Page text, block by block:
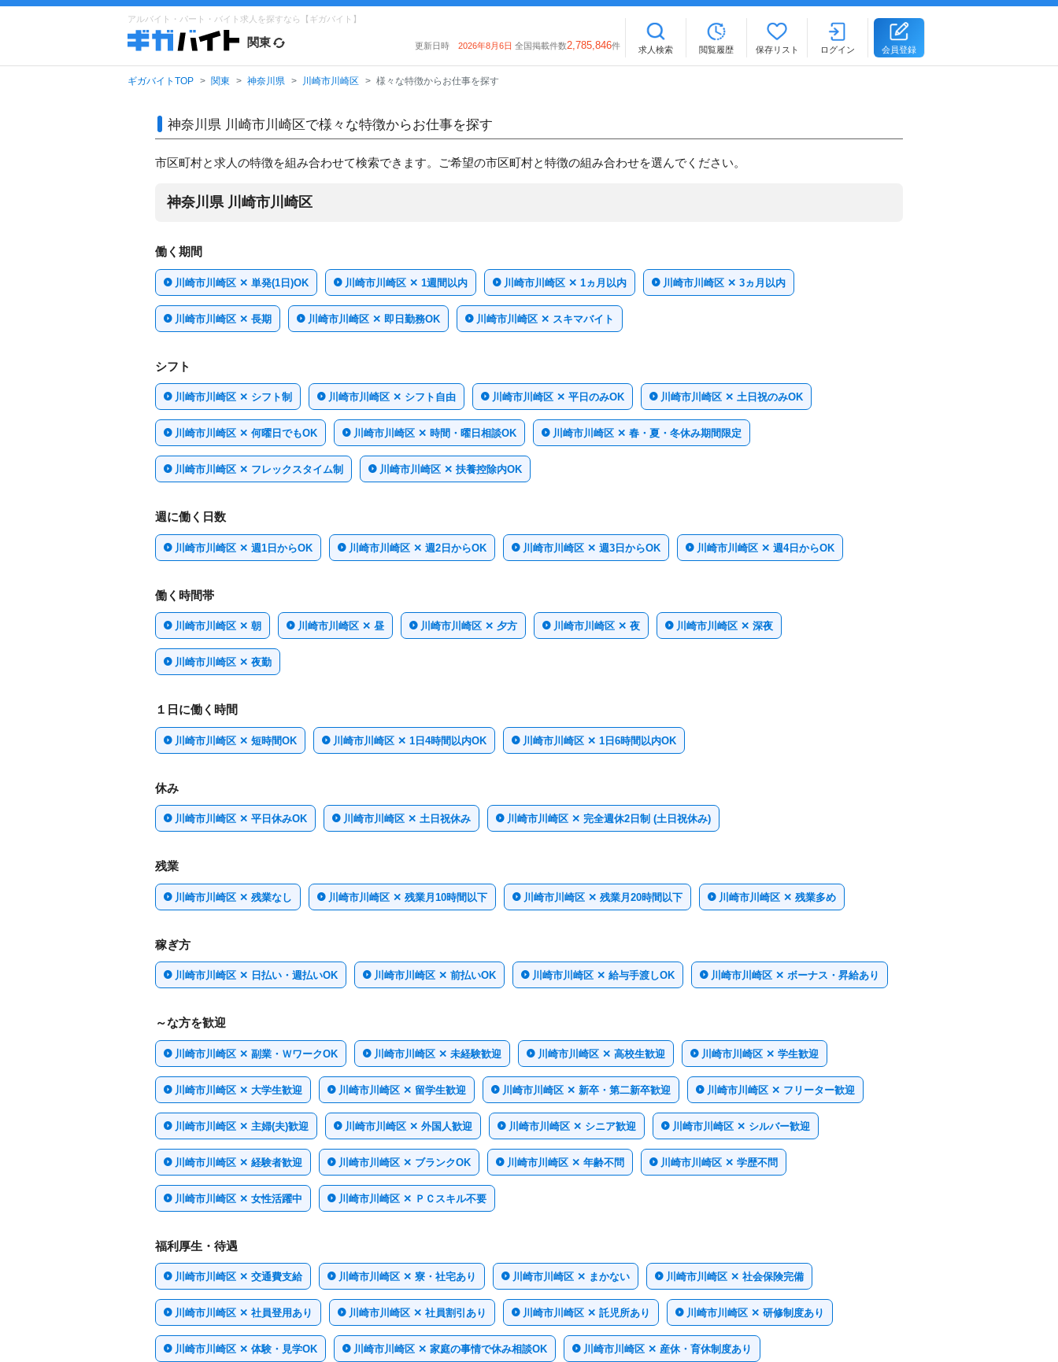
アルバイト・パート・バイト求人を探すなら【ギガバイト】
関東 更新日時 2026年8月6日 全国掲載件数2,785,846件 求人検索 閲覧履歴 保存リスト ログイン 会員登録
ギガバイトTOP 関東 神奈川県 川崎市川崎区 様々な特徴からお仕事を探す
神奈川県 川崎市川崎区で様々な特徴からお仕事を探す
市区町村と求人の特徴を組み合わせて検索できます。ご希望の市区町村と特徴の組み合わせを選んでください。
神奈川県 川崎市川崎区
働く期間
川崎市川崎区 ✕ 単発(1日)OK 川崎市川崎区 ✕ 1週間以内 川崎市川崎区 ✕ 1ヵ月以内 川崎市川崎区 ✕ 3ヵ月以内
川崎市川崎区 ✕ 長期 川崎市川崎区 ✕ 即日勤務OK 川崎市川崎区 ✕ スキマバイト
シフト
川崎市川崎区 ✕ シフト制 川崎市川崎区 ✕ シフト自由 川崎市川崎区 ✕ 平日のみOK 川崎市川崎区 ✕ 土日祝のみOK
川崎市川崎区 ✕ 何曜日でもOK 川崎市川崎区 ✕ 時間・曜日相談OK 川崎市川崎区 ✕ 春・夏・冬休み期間限定
川崎市川崎区 ✕ フレックスタイム制 川崎市川崎区 ✕ 扶養控除内OK
週に働く日数
川崎市川崎区 ✕ 週1日からOK 川崎市川崎区 ✕ 週2日からOK 川崎市川崎区 ✕ 週3日からOK 川崎市川崎区 ✕ 週4日からOK
働く時間帯
川崎市川崎区 ✕ 朝 川崎市川崎区 ✕ 昼 川崎市川崎区 ✕ 夕方 川崎市川崎区 ✕ 夜 川崎市川崎区 ✕ 深夜
川崎市川崎区 ✕ 夜勤
１日に働く時間
川崎市川崎区 ✕ 短時間OK 川崎市川崎区 ✕ 1日4時間以内OK 川崎市川崎区 ✕ 1日6時間以内OK
休み
川崎市川崎区 ✕ 平日休みOK 川崎市川崎区 ✕ 土日祝休み 川崎市川崎区 ✕ 完全週休2日制 (土日祝休み)
残業
川崎市川崎区 ✕ 残業なし 川崎市川崎区 ✕ 残業月10時間以下 川崎市川崎区 ✕ 残業月20時間以下 川崎市川崎区 ✕ 残業多め
稼ぎ方
川崎市川崎区 ✕ 日払い・週払いOK 川崎市川崎区 ✕ 前払いOK 川崎市川崎区 ✕ 給与手渡しOK 川崎市川崎区 ✕ ボーナス・昇給あり
～な方を歓迎
川崎市川崎区 ✕ 副業・ＷワークOK 川崎市川崎区 ✕ 未経験歓迎 川崎市川崎区 ✕ 高校生歓迎 川崎市川崎区 ✕ 学生歓迎
川崎市川崎区 ✕ 大学生歓迎 川崎市川崎区 ✕ 留学生歓迎 川崎市川崎区 ✕ 新卒・第二新卒歓迎 川崎市川崎区 ✕ フリーター歓迎
川崎市川崎区 ✕ 主婦(夫)歓迎 川崎市川崎区 ✕ 外国人歓迎 川崎市川崎区 ✕ シニア歓迎 川崎市川崎区 ✕ シルバー歓迎
川崎市川崎区 ✕ 経験者歓迎 川崎市川崎区 ✕ ブランクOK 川崎市川崎区 ✕ 年齢不問 川崎市川崎区 ✕ 学歴不問
川崎市川崎区 ✕ 女性活躍中 川崎市川崎区 ✕ ＰＣスキル不要
福利厚生・待遇
川崎市川崎区 ✕ 交通費支給 川崎市川崎区 ✕ 寮・社宅あり 川崎市川崎区 ✕ まかない 川崎市川崎区 ✕ 社会保険完備
川崎市川崎区 ✕ 社員登用あり 川崎市川崎区 ✕ 社員割引あり 川崎市川崎区 ✕ 託児所あり 川崎市川崎区 ✕ 研修制度あり
川崎市川崎区 ✕ 体験・見学OK 川崎市川崎区 ✕ 家庭の事情で休み相談OK 川崎市川崎区 ✕ 産休・育休制度あり